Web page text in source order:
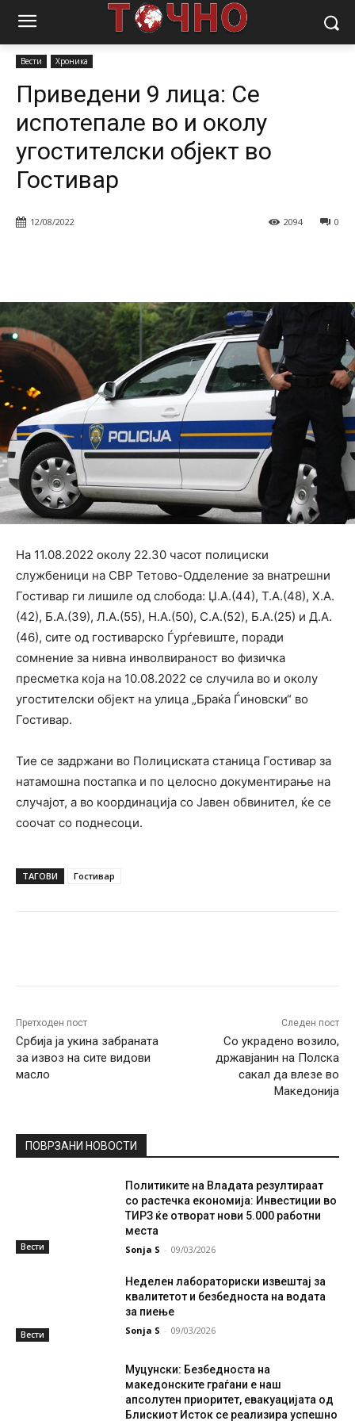
Почетна
Приведени 9 лица: Се испотепале во и околу
Вести Хроника
Приведени 9 лица: Се
испотепале во и околу
угостителски објект во
Гостивар
12/08/2022 0
2094
На 11.08.2022 околу 22.30 часот полициски
службеници на СВР Тетово-Одделение за внатрешни
Гостивар ги лишиле од слобода: Џ.А.(44), Т.А.(48), Х.А.
(42), Б.А.(39), Л.А.(55), Н.А.(50), С.А.(52), Б.А.(25) и Д.А.
(46), сите од гостиварско Ѓурѓевиште, поради
сомнение за нивна инволвираност во физичка
пресметка која на 10.08.2022 се случила во и околу
угостителски објект на улица „Браќа Ѓиновски“ во
Гостивар.
Тие се задржани во Полициската станица Гостивар за
натамошна постапка и по целосно документирање на
случајот, а во координација со Јавен обвинител, ќе се
соочат со поднесоци.
ТАГОВИ Гостивар
Претходен пост
Србија ја укина забраната
за извоз на сите видови
масло
Следен пост
Со украдено возило,
државјанин на Полска
сакал да влезе во
Македонија
ПОВРЗАНИ НОВОСТИ
Вести
Политиките на Владата резултираат
со растечка економија: Инвестиции во
ТИРЗ ќе отворат нови 5.000 работни
места
Sonja S - 09/03/2026
Вести
Неделен лабораториски извештај за
квалитетот и безбедноста на водата
за пиење
Sonja S - 09/03/2026
Муцунски: Безбедноста на
македонските граѓани е наш
апсолутен приоритет, евакуацијата од
Блискиот Исток се реализира успешно